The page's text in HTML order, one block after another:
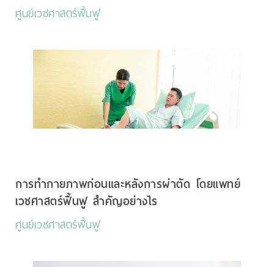
ศูนย์เวชศาสตร์ฟื้นฟู
การทำกายภาพก่อนและหลังการผ่าตัด โดยแพทย์
เวชศาสตร์ฟื้นฟู สำคัญอย่างไร
ศูนย์เวชศาสตร์ฟื้นฟู